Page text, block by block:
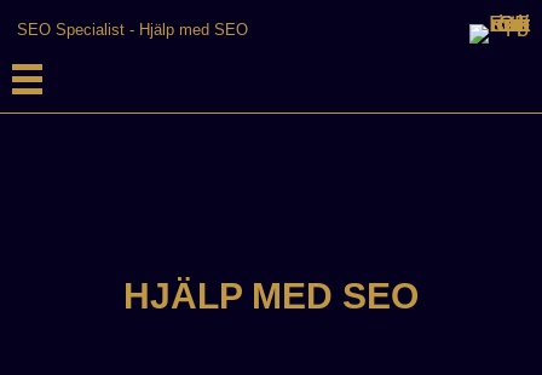
SEO Specialist - Hjälp med SEO
HJÄLP MED SEO